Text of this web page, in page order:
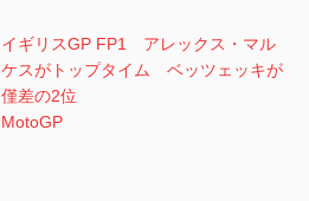
イギリスGP FP1 アレックス・マル
ケスがトップタイム ベッツェッキが
僅差の2位
MotoGP